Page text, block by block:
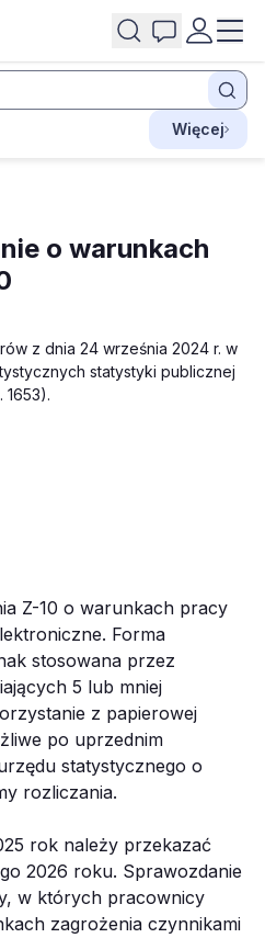
Więcej
o warunkach
z dnia 24 września 2024 r. w
statystyki publicznej
1653).
Z-10 o warunkach pracy
Forma
stosowana przez
5 lub mniej
z papierowej
po uprzednim
statystycznego o
rozliczania.
rok należy przekazać
2026 roku. Sprawozdanie
w których pracownicy
zagrożenia czynnikami